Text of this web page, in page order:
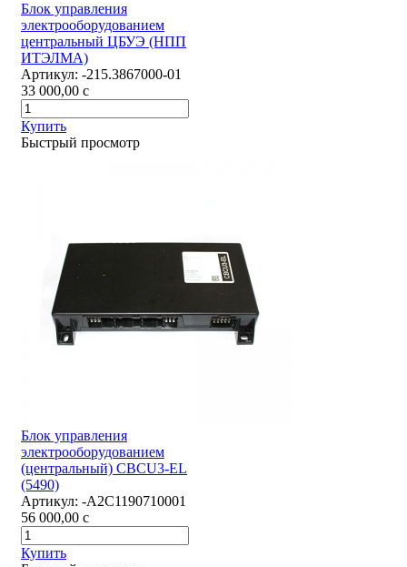
Блок управления
электрооборудованием
центральный ЦБУЭ (НПП
ИТЭЛМА)
Артикул: -215.3867000-01
33 000,00 c
Купить
Быстрый просмотр
Блок управления
электрооборудованием
(центральный) CBCU3-EL
(5490)
Артикул: -А2С1190710001
56 000,00 c
Купить